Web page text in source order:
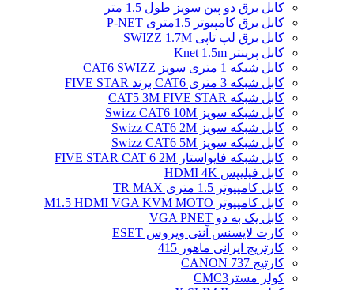
کابل برق دو پین سویز طول 1.5 متر
کابل برق کامپیوتر 1.5ﻣﺘﺮی P-NET
کابل برق لپ تاپی SWIZZ 1.7M
کابل پرینتر Knet 1.5m
کابل شبکه 1 متری سویز CAT6 SWIZZ
کابل شبکه 3 متری CAT6 برند FIVE STAR
کابل شبکه CAT5 3M FIVE STAR
کابل شبکه سویز Swizz CAT6 10M
کابل شبکه سویز Swizz CAT6 2M
کابل شبکه سویز Swizz CAT6 5M
کابل شبکه فایواستار FIVE STAR CAT 6 2M
کابل فیلیپس HDMI 4K
کابل کامپیوتر 1.5 متری TR MAX
کابل کامپیوتر M1.5 HDMI VGA KVM MOTO
کابل یک به دو VGA PNET
کارت لایسنس آنتی ویروس ESET
کارتریج ایرانی ماهور 415
کارتیج 737 CANON
کولر مسترCMC3